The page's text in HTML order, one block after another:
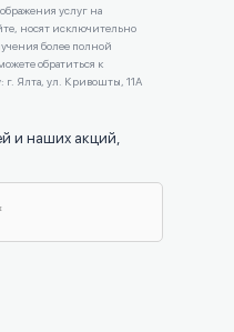
услуг на
носят исключительно
более полной
обратиться к
Ялта, ул. Кривошты, 11А
и наших акций,